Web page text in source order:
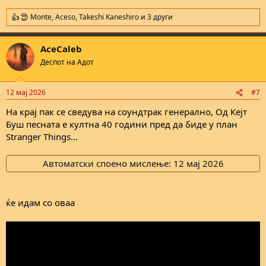
R
e
a
c
t
i
s
Monte,Aceso,Takeshi Kaneshiro и 3 други
AceCaleb
Деспот на Адот
12 мај 2026 #7
На крај пак се сведува на соундтрак генерално, Од Кејт
Буш песната е култна 40 години пред да биде у план
Stranger Things...
Автоматски споено мислење: 12 мај 2026
ќе идам со оваа